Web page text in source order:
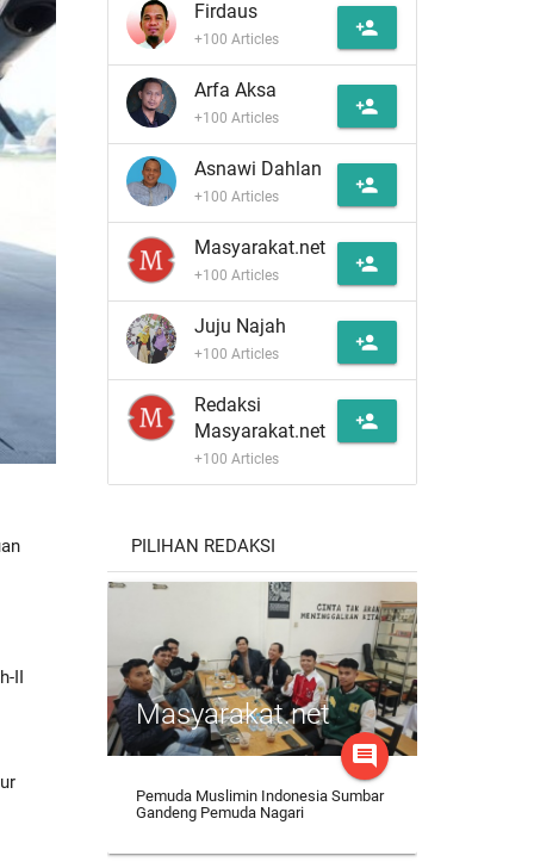
II
Firdaus
+100 Articles person_add
Arfa Aksa
+100 Articles person_add
Asnawi Dahlan
+100 Articles person_add
Masyarakat.net
+100 Articles person_add
Juju Najah
+100 Articles person_add
Redaksi
Masyarakat.net
+100 Articles
person_add
PILIHAN REDAKSI
Masyarakat.net
comment
Pemuda Muslimin Indonesia Sumbar
Gandeng Pemuda Nagari